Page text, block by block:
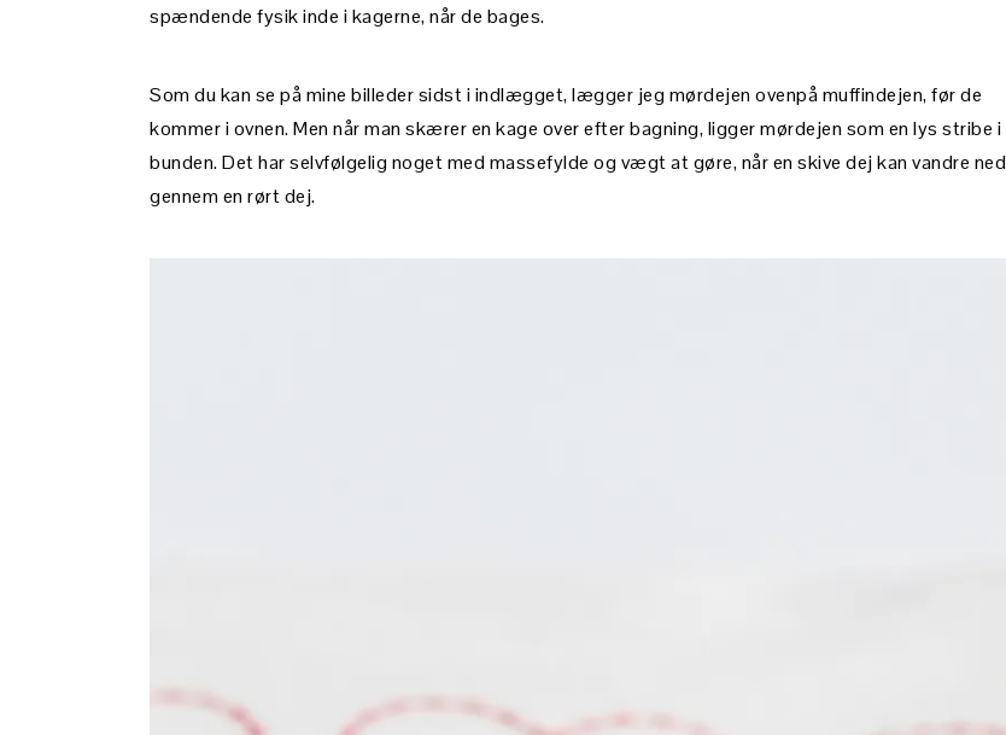
spændende fysik inde i kagerne, når de bages.
Som du kan se på mine billeder sidst i indlægget, lægger jeg mørdejen ovenpå muffindejen, før de
kommer i ovnen. Men når man skærer en kage over efter bagning, ligger mørdejen som en lys stribe i
bunden. Det har selvfølgelig noget med massefylde og vægt at gøre, når en skive dej kan vandre ned
gennem en rørt dej.